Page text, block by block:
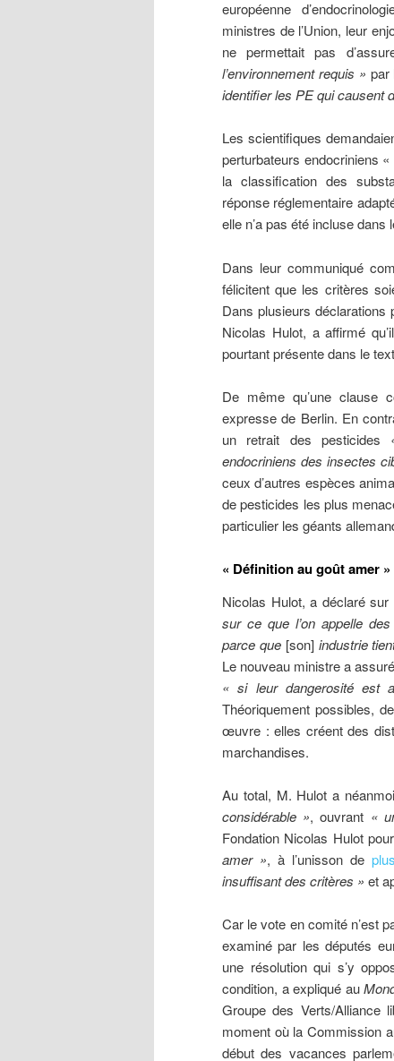
européenne
ministres de l’Union, leur
ne permettait pas
l’environnement requis » par
identifier les PE qui causent
Les scientifiques
perturbateurs endocriniens
la classification des
réponse réglementaire
elle n’a pas été incluse dans
Dans leur communiqué
félicitent que les critères
Dans plusieurs déclarations
Nicolas Hulot, a affirmé
pourtant présente dans le
De même qu’une clause
expresse de Berlin. En
un retrait des pesticides
endocriniens des insectes
ceux d’autres espèces
de pesticides les plus
particulier les géants
« Définition au goût amer »
Nicolas Hulot, a déclaré sur
sur ce que l’on appelle
parce que [son] industrie
Le nouveau ministre a
« si leur dangerosité est
Théoriquement possibles,
œuvre : elles créent des
marchandises.
Au total, M. Hulot a
considérable », ouvrant «
Fondation Nicolas Hulot
amer », à l’unisson de
insuffisant des critères » et
Car le vote en comité n’est
examiné par les députés
une résolution qui s’y
condition, a expliqué au
Groupe des Verts/Alliance
moment où la Commission
début des vacances